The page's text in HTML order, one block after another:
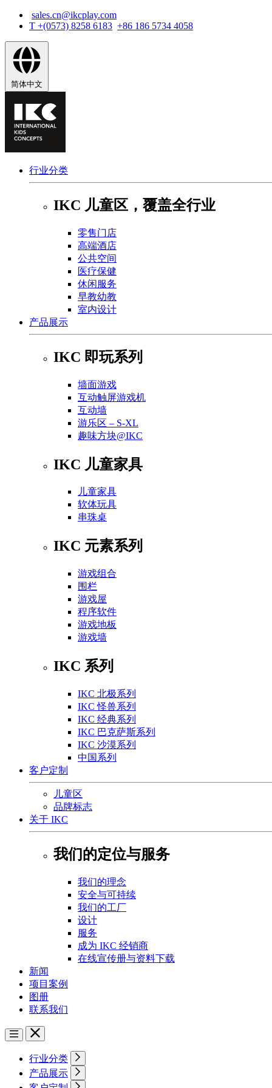
到
主
要
内
容
sales.cn@ikcplay.com
T +(0573) 8258 6183 +86 186 5734 4058
简体中文
行业分类
IKC 儿童区，覆盖全行业
零售门店
高端酒店
公共空间
医疗保健
休闲服务
早教幼教
室内设计
产品展示
IKC 即玩系列
墙面游戏
互动触屏游戏机
互动墙
游乐区 – S-XL
趣味方块@IKC
IKC 儿童家具
儿童家具
软体玩具
串珠桌
IKC 元素系列
游戏组合
围栏
游戏屋
程序软件
游戏地板
游戏墙
IKC 系列
IKC 北极系列
IKC 怪兽系列
IKC 经典系列
IKC 巴克萨斯系列
IKC 沙漠系列
中国系列
客户定制
儿童区
品牌标志
关于 IKC
我们的定位与服务
我们的理念
安全与可持续
我们的工厂
设计
服务
成为 IKC 经销商
在线宣传册与资料下载
新闻
项目案例
图册
联系我们
行业分类
产品展示